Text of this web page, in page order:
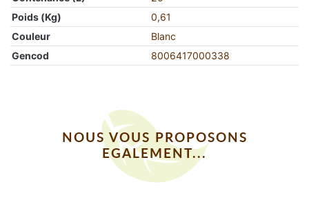
Poids (Kg)
0,61
Couleur
Blanc
Gencod
8006417000338
NOUS VOUS PROPOSONS
EGALEMENT...